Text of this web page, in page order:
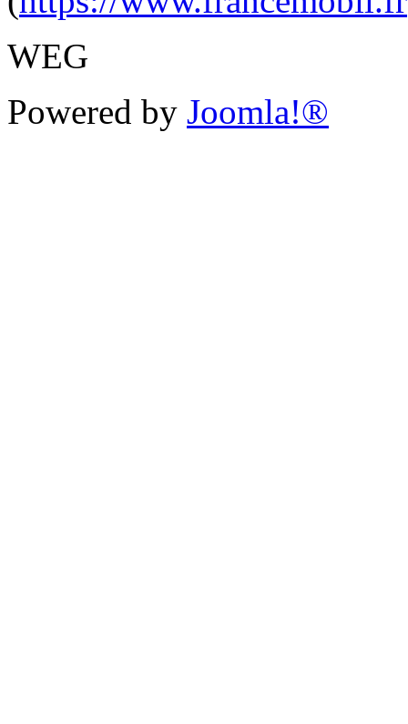
WEG
Powered by Joomla!®